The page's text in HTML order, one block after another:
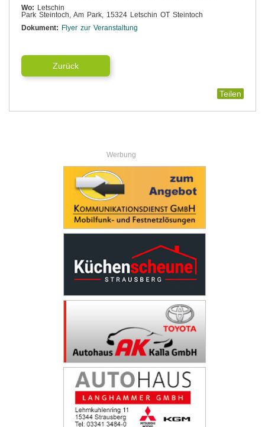
Wo: Letschin
Park Steintoch, Am Park, 15324 Letschin OT Steintoch
Dokument: Flyer zur Veranstaltung
Zurück
Teilen
Werbung